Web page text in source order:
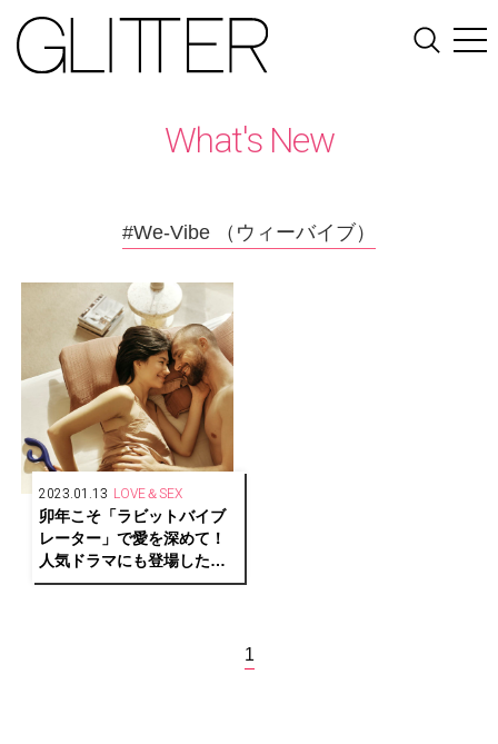
What's New
#We-Vibe （ウィーバイブ）
2023.01.13 LOVE＆SEX
卯年こそ「ラビットバイブ
レーター」で愛を深めて！
人気ドラマにも登場したプ
レジャートイを徹底分析！
1